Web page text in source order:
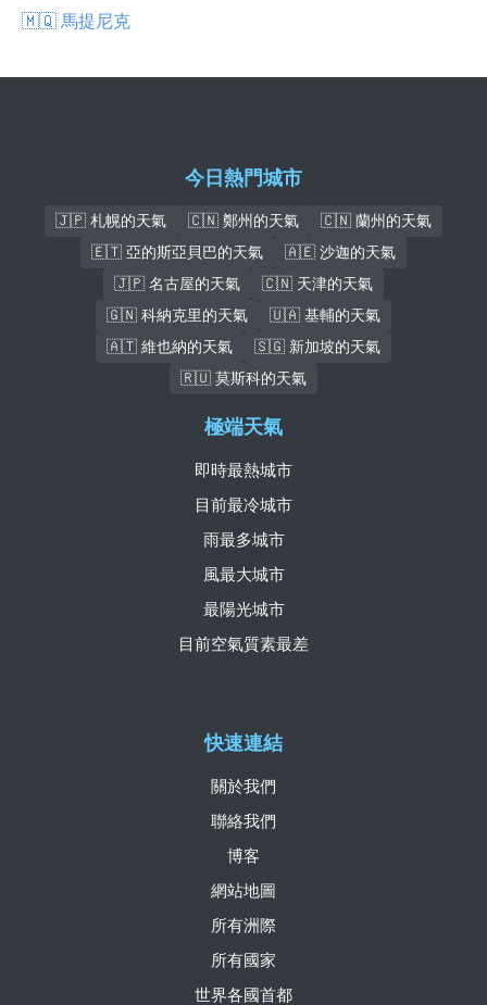
🇲🇶 馬提尼克
今日熱門城市
🇯🇵 札幌的天氣 🇨🇳 鄭州的天氣
🇨🇳 蘭州的天氣
🇪🇹 亞的斯亞貝巴的天氣
🇦🇪 沙迦的天氣
🇯🇵 名古屋的天氣
🇨🇳 天津的天氣
🇬🇳 科納克里的天氣
🇺🇦 基輔的天氣
🇦🇹 維也納的天氣
🇸🇬 新加坡的天氣
🇷🇺 莫斯科的天氣
快速連結
關於我們
聯絡我們
博客
網站地圖
所有洲際
所有國家
世界各國首都
極端天氣
即時最熱城市
目前最冷城市
雨最多城市
風最大城市
最陽光城市
目前空氣質素最差